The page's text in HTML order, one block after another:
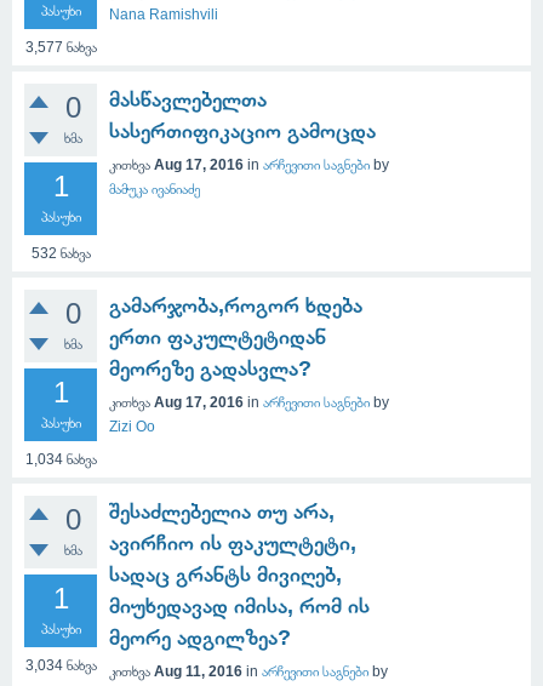
პასუხი
3,577 ნახვა
Nana Ramishvili
0
ხმა
1
პასუხი
532 ნახვა
მასწავლებელთა
სასერთიფიკაციო გამოცდა
კითხვა Aug 17, 2016 in არჩევითი საგნები by
მამუკა ივანიაძე
0
ხმა
1
პასუხი
1,034ნახვა
გამარჯობა,როგორ ხდება
ერთი ფაკულტეტიდან
მეორეზე გადასვლა?
კითხვა Aug 17, 2016 in არჩევითი საგნები by
Zizi Oo
0
ხმა
1
პასუხი
3,034ნახვა
შესაძლებელია თუ არა,
ავირჩიო ის ფაკულტეტი,
სადაც გრანტს მივიღებ,
მიუხედავად იმისა, რომ ის
მეორე ადგილზეა?
კითხვა Aug 11, 2016 in არჩევითი საგნები by